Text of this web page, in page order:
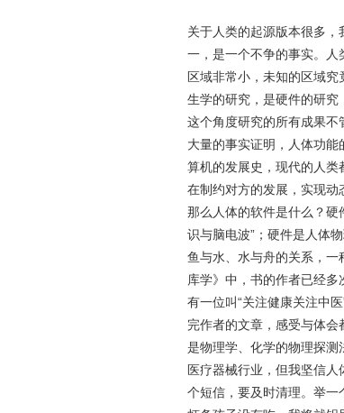
关于人类的起源版本很多
一，是一个不争的事实。
区域非常小，未知的区域
生学的研究，是硬件的研究
这个角度研究的所有成果不
大量的事实证明，人体功
算机的发展史，现代的人
在制约对方的发展，实现动
那么人体的软件是什么？
识与脑电波” ；硬件是人体
鱼与水、水与舟的关系，
库学》中，书的作者已经多
有一位叫“关注健康关注中医
完作者的文章，感受与体
是物理学、化学的物理探
医疗器械行业，但我坚信
个短信，要及时清理。举一